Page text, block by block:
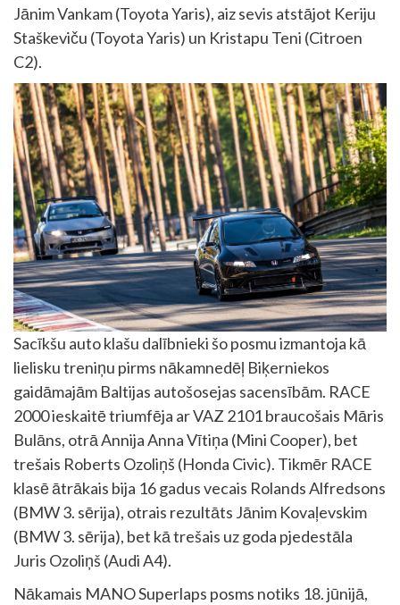
Jānim Vankam (Toyota Yaris), aiz sevis atstājot Keriju
Staškeviču (Toyota Yaris) un Kristapu Teni (Citroen
C2).
Sacīkšu auto klašu dalībnieki šo posmu izmantoja kā
lielisku treniņu pirms nākamnedēļ Biķerniekos
gaidāmajām Baltijas autošosejas sacensībām. RACE
2000 ieskaitē triumfēja ar VAZ 2101 braucošais Māris
Bulāns, otrā Annija Anna Vītiņa (Mini Cooper), bet
trešais Roberts Ozoliņš (Honda Civic). Tikmēr RACE
klasē ātrākais bija 16 gadus vecais Rolands Alfredsons
(BMW 3. sērija), otrais rezultāts Jānim Kovaļevskim
(BMW 3. sērija), bet kā trešais uz goda pjedestāla
Juris Ozoliņš (Audi A4).
Nākamais MANO Superlaps posms notiks 18. jūnijā,